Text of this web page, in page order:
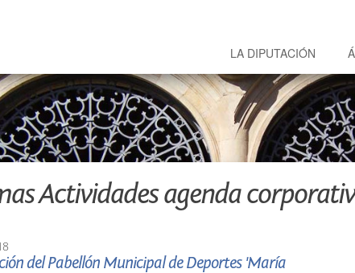
LA DIPUTACIÓN
Actividades agenda
del Pabellón Municipal de Deportes 'María